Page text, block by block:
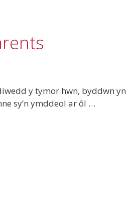
y tymor hwn, byddwn yn
sy’n ymddeol ar ôl …